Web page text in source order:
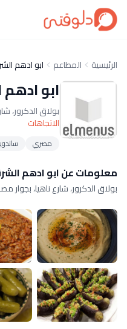
الرئيسية المطاعم ابو ادهم
ابو
بولاق الدكرور،
الاتجاهات
مصري
معلومات عن ابو ادهم
بولاق الدكرور، شارع ناهيا، بجوار